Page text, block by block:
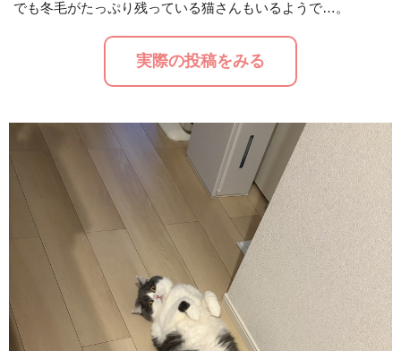
U
/
L
.
%
でも冬毛がたっぷり残っている猫さんもいるようで…。
実際の投稿をみる